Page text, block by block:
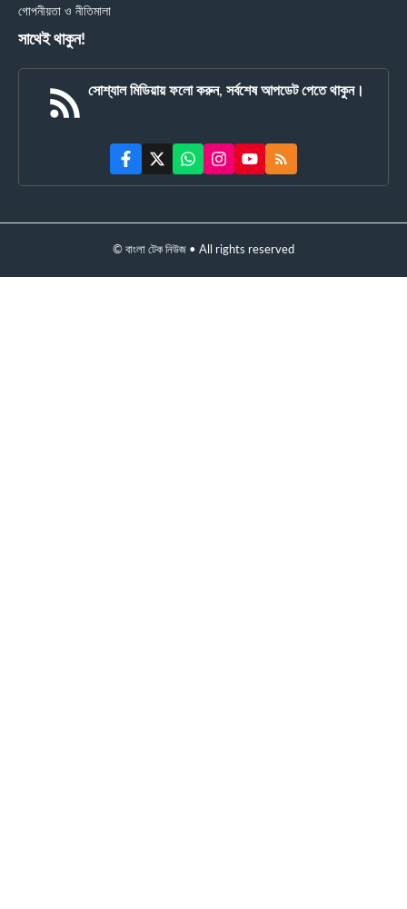
গোপনীয়তা ও নীতিমালা
সাথেই থাকুন!
সোশ্যাল মিডিয়ায় ফলো করুন, সর্বশেষ আপডেট পেতে থাকুন।
© বাংলা টেক নিউজ • All rights reserved